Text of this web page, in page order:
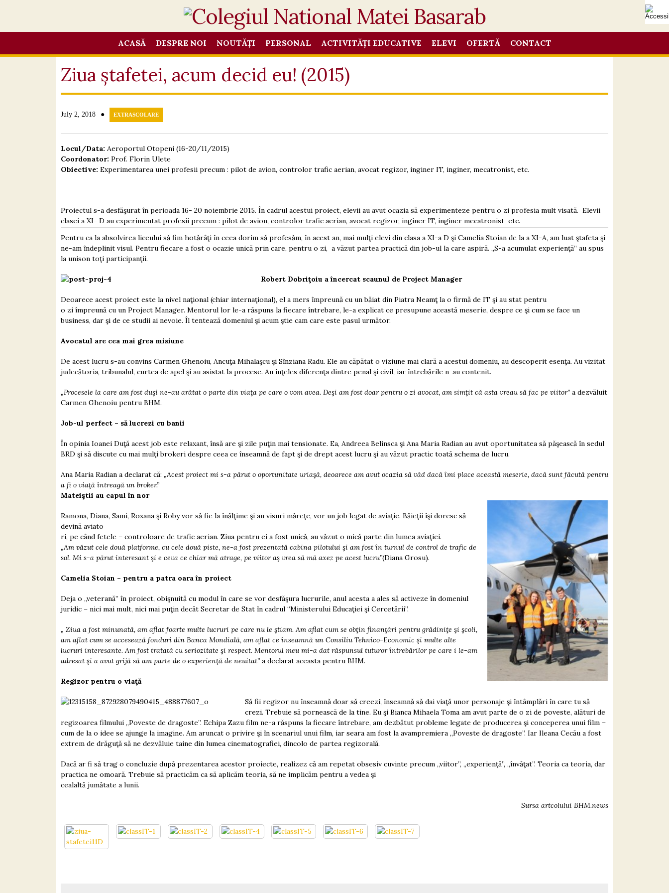
ACASĂ DESPRE NOI NOUTĂȚI PERSONAL ACTIVITĂȚI EDUCATIVE ELEVI OFERTĂ CONTACT
Ziua ștafetei, acum decid eu! (2015)
July 2, 2018 ● EXTRASCOLARE
Locul/Data: Aeroportul Otopeni (16-20/11/2015)
Coordonator: Prof. Florin Ulete
Obiective: Experimentarea unei profesii precum : pilot de avion, controlor trafic aerian, avocat regizor, inginer IT, inginer, mecatronist, etc.
Proiectul s-a desfăşurat în perioada 16- 20 noiembrie 2015. În cadrul acestui proiect, elevii au avut ocazia să experimenteze pentru o zi profesia mult visată. Elevii
clasei a XI- D au experimentat profesii precum : pilot de avion, controlor trafic aerian, avocat regizor, inginer IT, inginer mecatronist etc.
Pentru ca la absolvirea liceului să fim hotărâţi în ceea dorim să profesăm, în acest an, mai mulţi elevi din clasa a XI-a D şi Camelia Stoian de la a XI-A, am luat ştafeta şi
ne-am îndeplinit visul. Pentru fiecare a fost o ocazie unică prin care, pentru o zi, a văzut partea practică din job-ul la care aspiră. „S-a acumulat experienţă” au spus
la unison toţi participanţii.
Robert Dobriţoiu a încercat scaunul de Project Manager
Deoarece acest proiect este la nivel naţional (chiar internaţional), el a mers împreună cu un băiat din Piatra Neamţ la o firmă de IT şi au stat pentru
o zi împreună cu un Project Manager. Mentorul lor le-a răspuns la fiecare întrebare, le-a explicat ce presupune această meserie, despre ce şi cum se face un
business, dar şi de ce studii ai nevoie. Îl tentează domeniul şi acum ştie cam care este pasul următor.
Avocatul are cea mai grea misiune
De acest lucru s-au convins Carmen Ghenoiu, Ancuţa Mihalaşcu şi Sînziana Radu. Ele au căpătat o viziune mai clară a acestui domeniu, au descoperit esenţa. Au vizitat
judecătoria, tribunalul, curtea de apel şi au asistat la procese. Au înţeles diferenţa dintre penal şi civil, iar întrebările n-au contenit.
„Procesele la care am fost duşi ne-au arătat o parte din viaţa pe care o vom avea. Deşi am fost doar pentru o zi avocat, am simţit că asta vreau să fac pe viitor” a dezvăluit
Carmen Ghenoiu pentru BHM.
Job-ul perfect – să lucrezi cu banii
În opinia Ioanei Duţă acest job este relaxant, însă are şi zile puţin mai tensionate. Ea, Andreea Belinsca şi Ana Maria Radian au avut oportunitatea să păşească în sedul
BRD şi să discute cu mai mulţi brokeri despre ceea ce înseamnă de fapt şi de drept acest lucru şi au văzut practic toată schema de lucru.
Ana Maria Radian a declarat că: „Acest proiect mi s-a părut o oportunitate uriaşă, deoarece am avut ocazia să văd dacă îmi place această meserie, dacă sunt făcută pentru
a fi o viaţă întreagă un broker.”
Mateiştii au capul în nor
Ramona, Diana, Sami, Roxana şi Roby vor să fie la înălţime şi au visuri măreţe, vor un job legat de aviaţie. Băieţii îşi doresc să
devină aviato
ri, pe când fetele – controloare de trafic aerian. Ziua pentru ei a fost unică, au văzut o mică parte din lumea aviaţiei.
„Am văzut cele două platforme, cu cele două piste, ne-a fost prezentată cabina pilotului şi am fost în turnul de control de trafic de
sol. Mi s-a părut interesant şi e ceva ce chiar mă atrage, pe viitor aş vrea să mă axez pe acest lucru”(Diana Grosu).
Camelia Stoian – pentru a patra oara în proiect
Deja o „veterană” în proiect, obişnuită cu modul în care se vor desfăşura lucrurile, anul acesta a ales să activeze în domeniul
juridic – nici mai mult, nici mai puţin decât Secretar de Stat în cadrul “Ministerului Educaţiei şi Cercetării”.
„ Ziua a fost minunată, am aflat foarte multe lucruri pe care nu le ştiam. Am aflat cum se obţin finanţări pentru grădiniţe şi şcoli,
am aflat cum se accesează fonduri din Banca Mondială, am aflat ce înseamnă un Consiliu Tehnico-Economic şi multe alte
lucruri interesante. Am fost tratată cu seriozitate şi respect. Mentorul meu mi-a dat răspunsul tuturor întrebărilor pe care i le-am
adresat şi a avut grijă să am parte de o experienţă de neuitat” a declarat aceasta pentru BHM.
Regizor pentru o viaţă
Să fii regizor nu înseamnă doar să creezi, înseamnă să dai viaţă unor personaje şi întâmplări în care tu să
crezi. Trebuie să pornească de la tine. Eu şi Bianca Mihaela Toma am avut parte de o zi de poveste, alături de
regizoarea filmului „Poveste de dragoste”. Echipa Zazu film ne-a răspuns la fiecare întrebare, am dezbătut probleme legate de producerea şi conceperea unui film –
cum de la o idee se ajunge la imagine. Am aruncat o privire şi în scenariul unui film, iar seara am fost la avampremiera „Poveste de dragoste”. Iar Ileana Cecău a fost
extrem de drăguţă să ne dezvăluie taine din lumea cinematografiei, dincolo de partea regizorală.
Dacă ar fi să trag o concluzie după prezentarea acestor proiecte, realizez că am repetat obsesiv cuvinte precum „viitor”, „experienţă”, „învăţat”. Teoria ca teoria, dar
practica ne omoară. Trebuie să practicăm ca să aplicăm teoria, să ne implicăm pentru a vedea şi
cealaltă jumătate a lunii.
Sursa artcolului BHM.news